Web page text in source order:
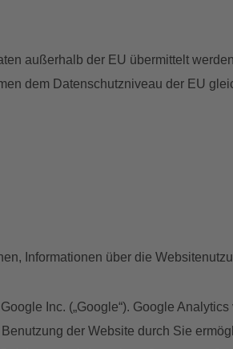
außerhalb der EU übermittelt
dem Datenschutzniveau der EU
Informationen über die
Inc. („Google“). Google Analytics
der Website durch Sie